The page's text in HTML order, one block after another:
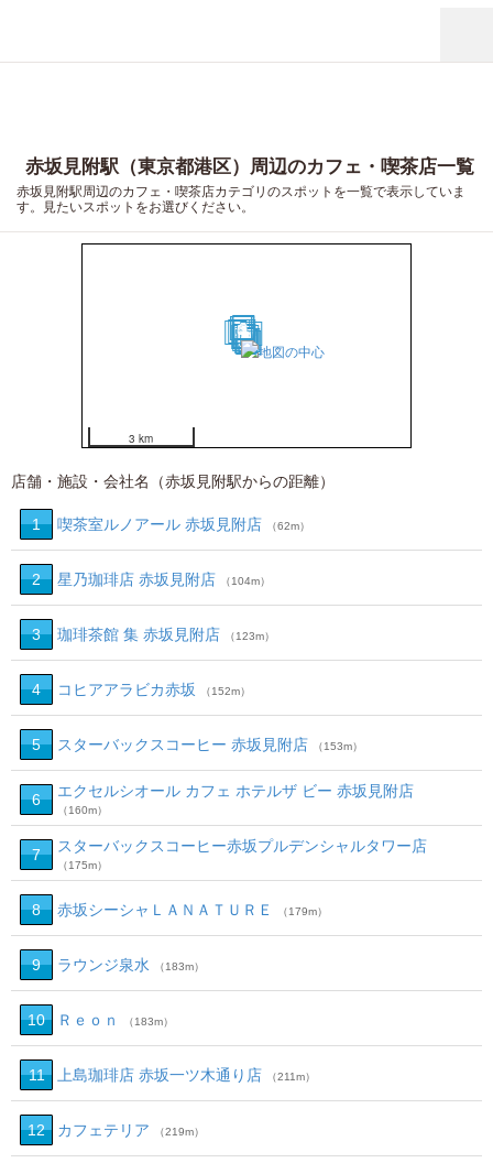
赤坂見附駅（東京都港区）周辺のカフェ・喫茶店一覧
赤坂見附駅周辺のカフェ・喫茶店カテゴリのスポットを一覧で表示していま
す。見たいスポットをお選びください。
1
2
3
4
5
67
8
9
10
11
12
13
14
15
16
17
18
19
20
3 km
店舗・施設・会社名（赤坂見附駅からの距離）
1 喫茶室ルノアール 赤坂見附店 （62m）
2 星乃珈琲店 赤坂見附店 （104m）
3 珈琲茶館 集 赤坂見附店 （123m）
4 コヒアアラビカ赤坂 （152m）
5 スターバックスコーヒー 赤坂見附店 （153m）
6 エクセルシオール カフェ ホテルザ ビー 赤坂見附店
（160m）
7 スターバックスコーヒー赤坂プルデンシャルタワー店
（175m）
8 赤坂シーシャＬＡＮＡＴＵＲＥ （179m）
9 ラウンジ泉水 （183m）
10 Ｒｅｏｎ （183m）
11 上島珈琲店 赤坂一ツ木通り店 （211m）
12 カフェテリア （219m）